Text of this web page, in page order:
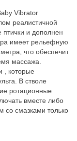
Vibrator
реалистичной
и дополнен
имеет рельефную
что обеспечит
массажа.
, которые
В стволе
ротационные
вместе либо
со смазками только